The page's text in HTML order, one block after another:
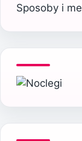
Sposoby i